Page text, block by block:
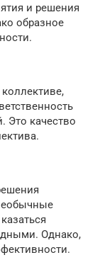
и решения
образное
Это качество
Однако,